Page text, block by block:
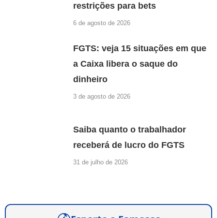
restrições para bets
6 de agosto de 2026
FGTS: veja 15 situações em que
a Caixa libera o saque do
dinheiro
3 de agosto de 2026
Saiba quanto o trabalhador
receberá de lucro do FGTS
31 de julho de 2026